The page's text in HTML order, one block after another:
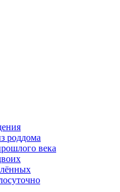
роддома
века